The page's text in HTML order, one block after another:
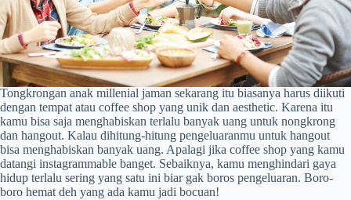
Tongkrongan anak millenial jaman sekarang itu biasanya harus diikuti
dengan tempat atau coffee shop yang unik dan aesthetic. Karena itu
kamu bisa saja menghabiskan terlalu banyak uang untuk nongkrong
dan hangout. Kalau dihitung-hitung pengeluaranmu untuk hangout
bisa menghabiskan banyak uang. Apalagi jika coffee shop yang kamu
datangi instagrammable banget. Sebaiknya, kamu menghindari gaya
hidup terlalu sering yang satu ini biar gak boros pengeluaran. Boro-
boro hemat deh yang ada kamu jadi bocuan!